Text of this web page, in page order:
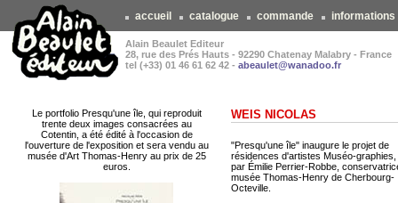
accueil catalogue commande informations
Alain Beaulet Editeur
28, rue des Prés Hauts - 92290 Chatenay Malabry - France
tel (+33) 01 46 61 62 42 - abeaulet@wanadoo.fr
Le portfolio Presqu'une île, qui reproduit
trente deux images consacrées au
Cotentin, a été édité à l'occasion de
l'ouverture de l'exposition et sera vendu au
musée d'Art Thomas-Henry au prix de 25
euros.
WEIS NICOLAS
"Presqu'une île" inaugure le projet de
résidences d'artistes Muséo-graphies,
par Émilie Perrier-Robbe,
musée Thomas-Henry de Cherbourg-
Octeville.